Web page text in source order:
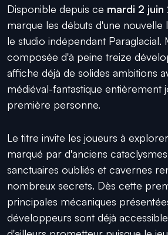
Disponible depuis ce mardi 2
marque les débuts d'une
le studio indépendant Paraglacial.
composée d'à peine treize
affiche déjà de solides ambitions
médiéval-fantastique entièrement
première personne.
Le titre invite les joueurs à
marqué par d'anciens
sanctuaires oubliés et cavernes
nombreux secrets. Dès cette
principales mécaniques
développeurs sont déjà